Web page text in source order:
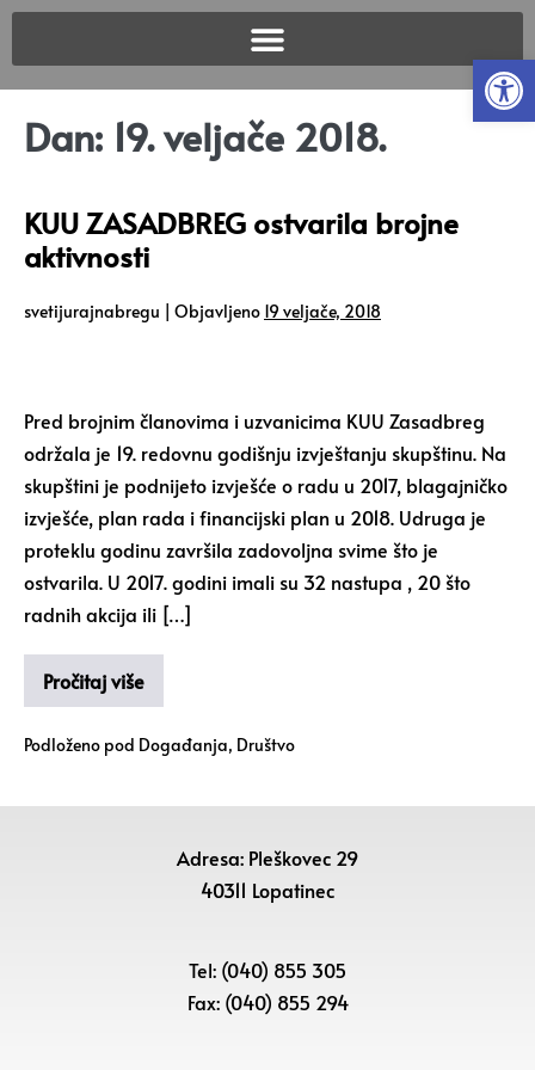
Dan: 19. veljače 2018.
KUU ZASADBREG ostvarila brojne
aktivnosti
svetijurajnabregu | Objavljeno 19 veljače, 2018
Pred brojnim članovima i uzvanicima KUU Zasadbreg
održala je 19. redovnu godišnju izvještanju skupštinu. Na
skupštini je podnijeto izvješće o radu u 2017, blagajničko
izvješće, plan rada i financijski plan u 2018. Udruga je
proteklu godinu završila zadovoljna svime što je
ostvarila. U 2017. godini imali su 32 nastupa , 20 što
radnih akcija ili […]
Pročitaj više
Podloženo pod Događanja, Društvo
Adresa: Pleškovec 29
40311 Lopatinec
Tel: (040) 855 305
Fax: (040) 855 294